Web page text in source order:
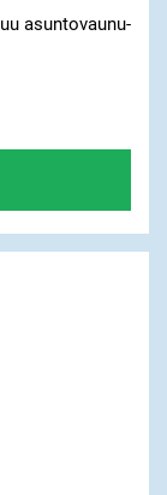
asuntovaunu-